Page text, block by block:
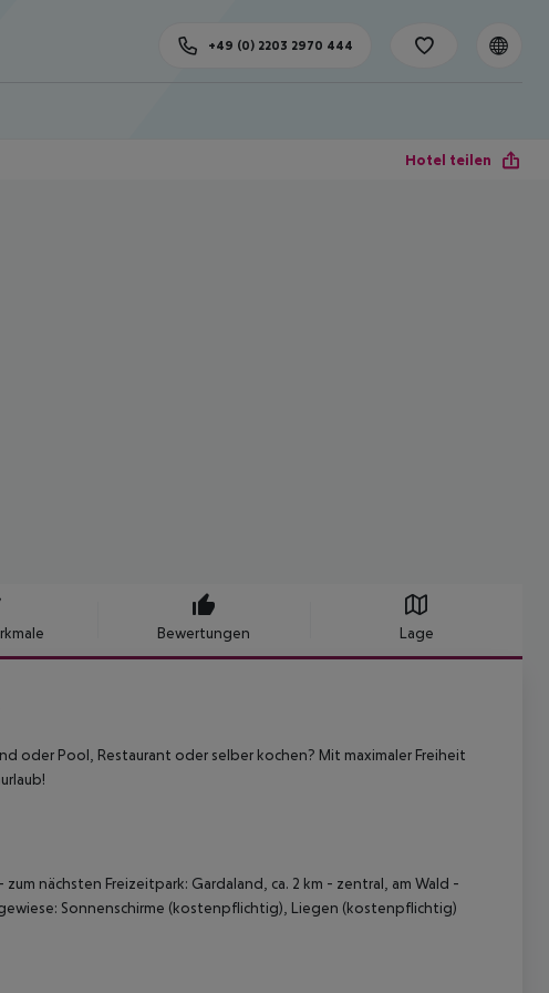
+49 (0) 2203 2970 444
Hotel teilen
Bewertungen Lage
oder Pool, Restaurant oder selber kochen? Mit maximaler Freiheit
nächsten Freizeitpark: Gardaland, ca. 2 km - zentral, am Wald -
Sonnenschirme (kostenpflichtig), Liegen (kostenpflichtig)